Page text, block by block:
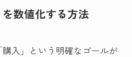
を数値化する方法
入」という明確なゴールが